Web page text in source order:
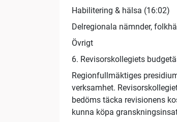
Habilitering & hälsa (16:02)
Delregionala nämnder,
Övrigt
6. Revisorskollegiets
Regionfullmäktiges
verksamhet.
bedöms täcka revisionens
kunna köpa